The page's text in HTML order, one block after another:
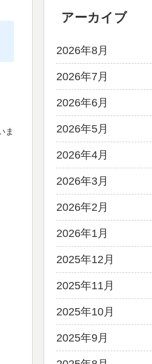
ま
アーカイブ
2026年8月
2026年7月
2026年6月
2026年5月
2026年4月
2026年3月
2026年2月
2026年1月
2025年12月
2025年11月
2025年10月
2025年9月